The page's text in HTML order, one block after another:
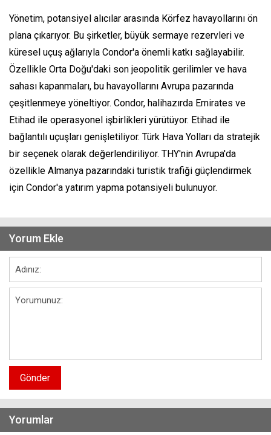
Yönetim, potansiyel alıcılar arasında Körfez havayollarını ön
plana çıkarıyor. Bu şirketler, büyük sermaye rezervleri ve
küresel uçuş ağlarıyla Condor'a önemli katkı sağlayabilir.
Özellikle Orta Doğu'daki son jeopolitik gerilimler ve hava
sahası kapanmaları, bu havayollarını Avrupa pazarında
çeşitlenmeye yöneltiyor. Condor, halihazırda Emirates ve
Etihad ile operasyonel işbirlikleri yürütüyor. Etihad ile
bağlantılı uçuşları genişletiliyor. Türk Hava Yolları da stratejik
bir seçenek olarak değerlendiriliyor. THY'nin Avrupa'da
özellikle Almanya pazarındaki turistik trafiği güçlendirmek
için Condor'a yatırım yapma potansiyeli bulunuyor.
Yorum Ekle
Gönder
Yorumlar